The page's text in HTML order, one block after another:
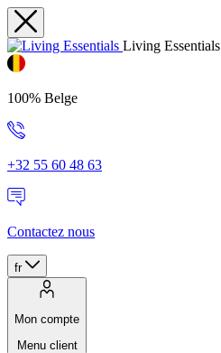
Living Essentials
100% Belge
+32 55 60 48 63
Contactez nous
fr
Mon compte
Menu client